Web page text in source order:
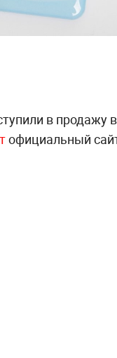
в продажу в
официальный